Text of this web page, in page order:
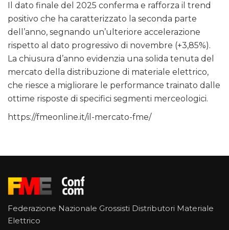
Il dato finale del 2025 conferma e rafforza il trend
positivo che ha caratterizzato la seconda parte
dell’anno, segnando un’ulteriore accelerazione
rispetto al dato progressivo di novembre (+3,85%).
La chiusura d’anno evidenzia una solida tenuta del
mercato della distribuzione di materiale elettrico,
che riesce a migliorare le performance trainato dalle
ottime risposte di specifici segmenti merceologici.
https://fmeonline.it/il-mercato-fme/
Federazione Nazionale Grossisti Distributori Materiale
Elettrico